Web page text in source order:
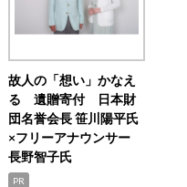
故人の「想い」かなえ
る 遺贈寄付 日本財
団名誉会長 笹川陽平氏
×フリーアナウンサー
長野智子氏
PR